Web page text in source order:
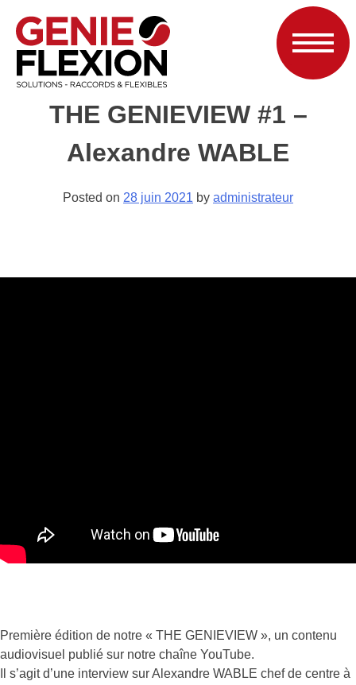
THE GENIEVIEW #1 –
Alexandre WABLE
Posted on 28 juin 2021 by administrateur
Première édition de notre « THE GENIEVIEW », un contenu
audiovisuel publié sur notre chaîne YouTube.
Il s’agit d’une interview sur Alexandre WABLE chef de centre à